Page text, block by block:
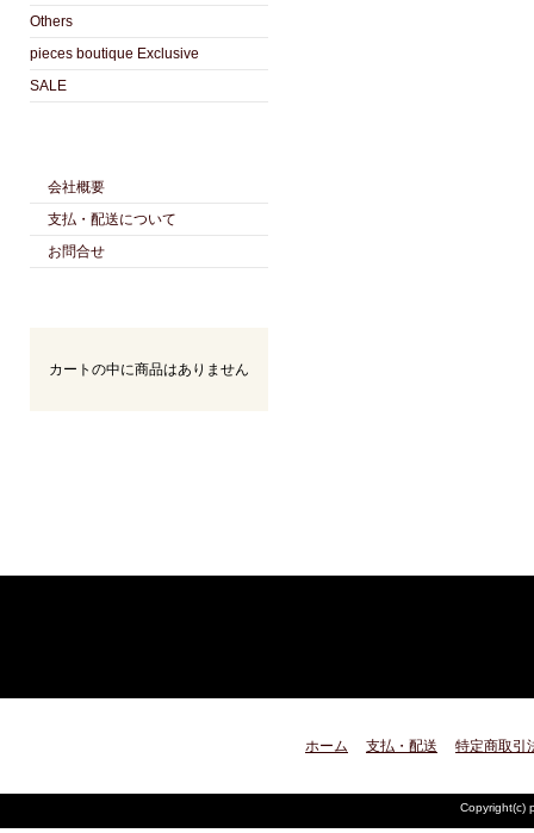
Others
pieces boutique Exclusive
SALE
会社概要
支払・配送について
お問合せ
カートの中に商品はありません
ホーム 支払・配送 特定商取引
Copyright(c)